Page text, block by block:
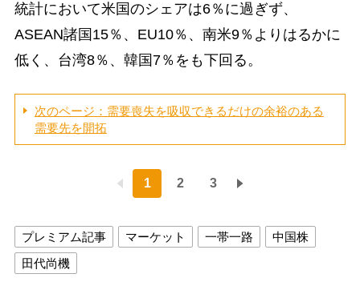
統計において米国のシェアは6％に過ぎず、
ASEAN諸国15％、EU10％、南米9％よりはるかに
低く、台湾8％、韓国7％をも下回る。
次のページ：需要喪失を吸収できるだけの余裕のある
需要先を開拓
1 2 3
プレミアム記事 マーケット 一帯一路
中国株
田代尚機